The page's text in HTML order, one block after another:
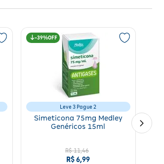
39%
Leve 3 Pague 2
Simeticona 75mg Medley
Genéricos 15ml
R$ 11,46
R$6,99